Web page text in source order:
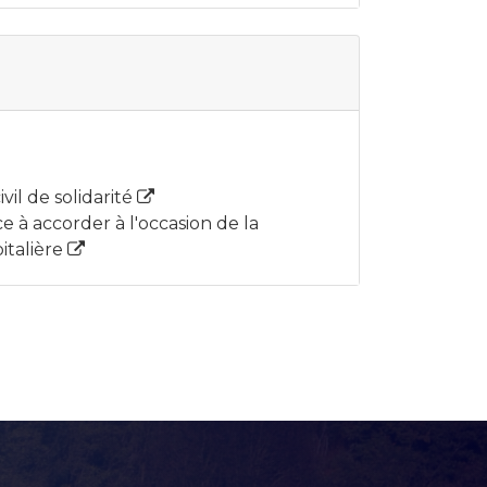
de solidarité
à accorder à l'occasion de la